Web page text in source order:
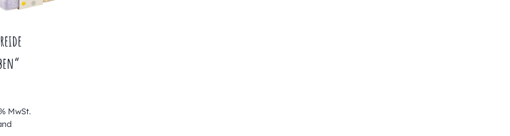
MwSt.